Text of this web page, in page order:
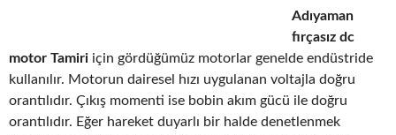
Adıyaman
fırçasız dc
motor Tamiri için gördüğümüz motorlar genelde endüstride
kullanılır. Motorun dairesel hızı uygulanan voltajla doğru
orantılıdır. Çıkış momenti ise bobin akım gücü ile doğru
orantılıdır. Eğer hareket duyarlı bir halde denetlenmek